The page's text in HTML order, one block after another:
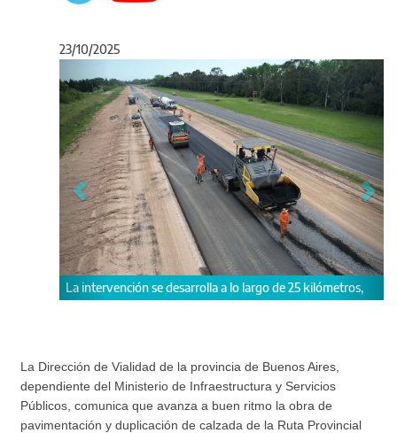
23/10/2025
desarrolla a lo largo de 25 kilómetros,
Avanzan las obras de
La Dirección de Vialidad de la provincia de Buenos Aires,
dependiente del Ministerio de Infraestructura y Servicios
Públicos, comunica que avanza a buen ritmo la obra de
pavimentación y duplicación de calzada de la Ruta Provincial